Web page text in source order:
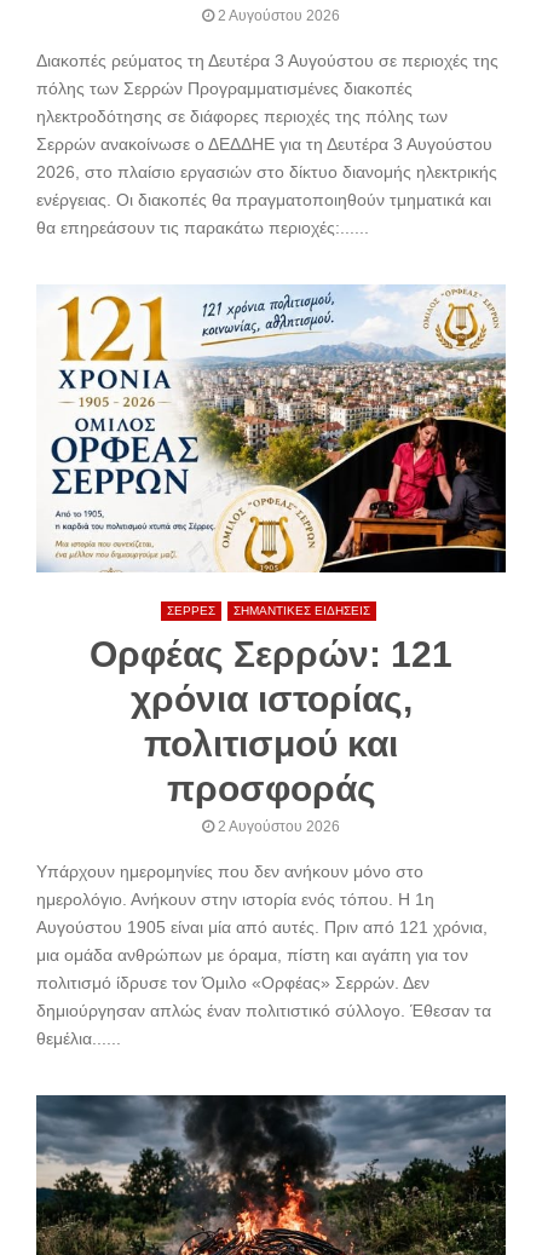
2 Αυγούστου 2026
Διακοπές ρεύματος τη Δευτέρα 3 Αυγούστου σε περιοχές της
πόλης των Σερρών Προγραμματισμένες διακοπές
ηλεκτροδότησης σε διάφορες περιοχές της πόλης των
Σερρών ανακοίνωσε ο ΔΕΔΔΗΕ για τη Δευτέρα 3 Αυγούστου
2026, στο πλαίσιο εργασιών στο δίκτυο διανομής ηλεκτρικής
ενέργειας. Οι διακοπές θα πραγματοποιηθούν τμηματικά και
θα επηρεάσουν τις παρακάτω περιοχές:......
ΣΕΡΡΕΣ ΣΗΜΑΝΤΙΚΕΣ ΕΙΔΗΣΕΙΣ
Ορφέας Σερρών: 121
χρόνια ιστορίας,
πολιτισμού και
προσφοράς
2 Αυγούστου 2026
Υπάρχουν ημερομηνίες που δεν ανήκουν μόνο στο
ημερολόγιο. Ανήκουν στην ιστορία ενός τόπου. Η 1η
Αυγούστου 1905 είναι μία από αυτές. Πριν από 121 χρόνια,
μια ομάδα ανθρώπων με όραμα, πίστη και αγάπη για τον
πολιτισμό ίδρυσε τον Όμιλο «Ορφέας» Σερρών. Δεν
δημιούργησαν απλώς έναν πολιτιστικό σύλλογο. Έθεσαν τα
θεμέλια......